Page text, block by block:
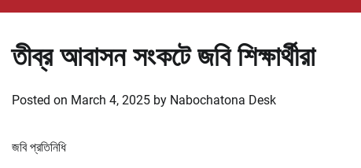
তীব্র আবাসন সংকটে জবি শিক্ষার্থীরা
Posted on March 4, 2025 by Nabochatona Desk
জবি প্রতিনিধি